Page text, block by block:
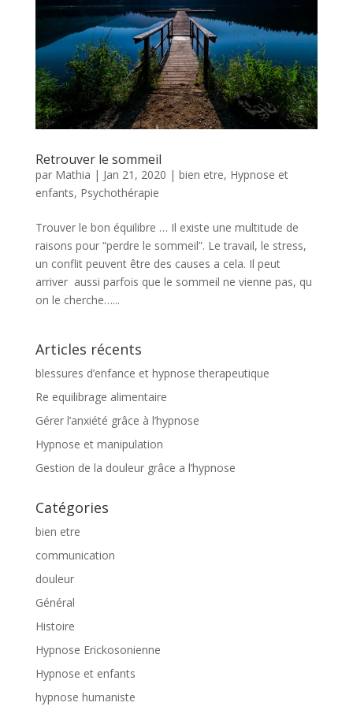
Retrouver le sommeil
par Mathia | Jan 21, 2020 | bien etre, Hypnose et
enfants, Psychothérapie
Trouver le bon équilibre … Il existe une multitude de
raisons pour “perdre le sommeil”. Le travail, le stress,
un conflit peuvent être des causes a cela. Il peut
arriver aussi parfois que le sommeil ne vienne pas, qu
on le cherche…...
Articles récents
blessures d’enfance et hypnose therapeutique
Re equilibrage alimentaire
Gérer l’anxiété grâce à l’hypnose
Hypnose et manipulation
Gestion de la douleur grâce a l’hypnose
Catégories
bien etre
communication
douleur
Général
Histoire
Hypnose Erickosonienne
Hypnose et enfants
hypnose humaniste